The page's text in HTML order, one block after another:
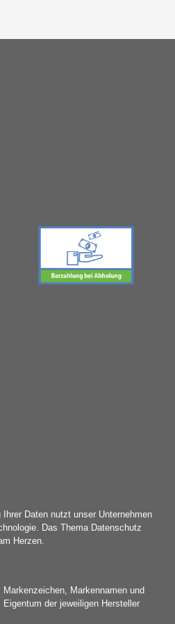
Ihrer Daten nutzt unser Unternehmen
Das Thema Datenschutz
Herzen.
Markennamen und
der jeweiligen Hersteller